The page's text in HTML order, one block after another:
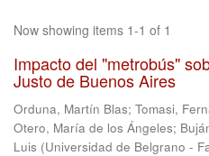
Now showing items 1-1 of 1
Impacto del "metrobús"
Justo de Buenos Aires
Orduna, Martín Blas; Tomasi,
Otero, María de los Ángeles;
Luis (Universidad de Belgrano -